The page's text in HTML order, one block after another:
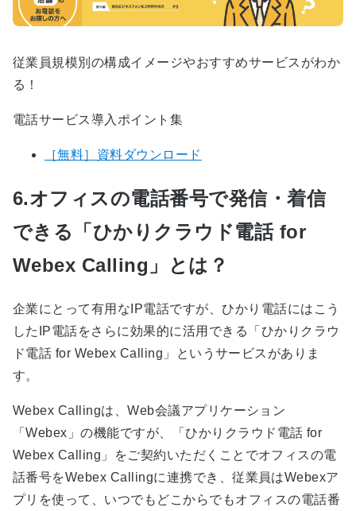
従業員規模別の構成イメージやおすすめサービスがわか
る！
電話サービス導入ポイント集
［無料］資料ダウンロード
6.オフィスの電話番号で発信・着信
できる「ひかりクラウド電話 for
Webex Calling」とは？
企業にとって有用なIP電話ですが、ひかり電話にはこう
したIP電話をさらに効果的に活用できる「ひかりクラウ
ド電話 for Webex Calling」というサービスがありま
す。
Webex Callingは、Web会議アプリケーション
「Webex」の機能ですが、「ひかりクラウド電話 for
Webex Calling」をご契約いただくことでオフィスの電
話番号をWebex Callingに連携でき、従業員はWebexア
プリを使って、いつでもどこからでもオフィスの電話番